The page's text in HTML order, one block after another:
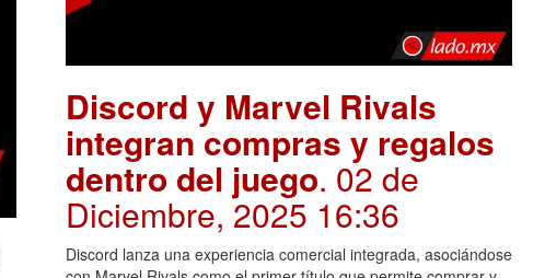
Discord y Marvel Rivals
integran compras y regalos
dentro del juego. 02 de
Diciembre, 2025 16:36
Discord lanza una experiencia comercial integrada, asociándose